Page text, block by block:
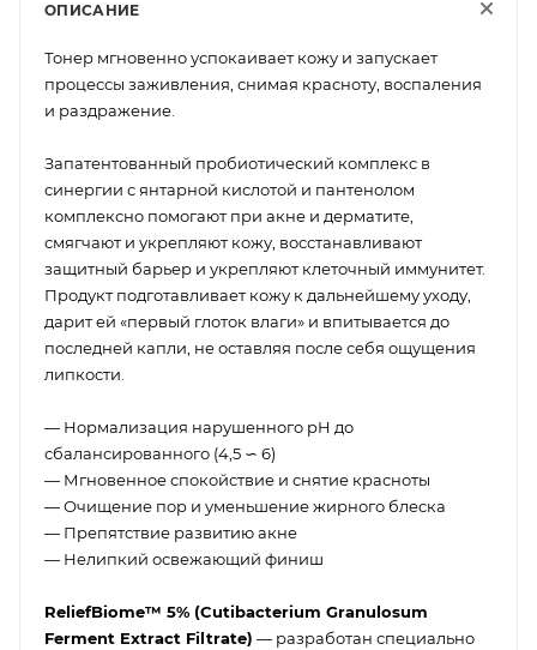
ОПИСАНИЕ
Тонер мгновенно успокаивает кожу и запускает
процессы заживления, снимая красноту, воспаления
и раздражение.
Запатентованный пробиотический комплекс в
синергии с янтарной кислотой и пантенолом
комплексно помогают при акне и дерматите,
смягчают и укрепляют кожу, восстанавливают
защитный барьер и укрепляют клеточный иммунитет.
Продукт подготавливает кожу к дальнейшему уходу,
дарит ей «первый глоток влаги» и впитывается до
последней капли, не оставляя после себя ощущения
липкости.
— Нормализация нарушенного pH до
сбалансированного (4,5 ∽ 6)
— Мгновенное спокойствие и снятие красноты
— Очищение пор и уменьшение жирного блеска
— Препятствие развитию акне
— Нелипкий освежающий финиш
ReliefBiome™ 5% (Cutibacterium Granulosum
Ferment Extract Filtrate) — разработан специально